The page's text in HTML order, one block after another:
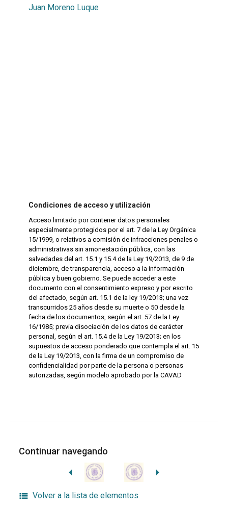
Juan Moreno Luque
Condiciones de acceso y utilización
Acceso limitado por contener datos personales
especialmente protegidos por el art. 7 de la Ley Orgánica
15/1999, o relativos a comisión de infracciones penales o
administrativas sin amonestación pública, con las
salvedades del art. 15.1 y 15.4 de la Ley 19/2013, de 9 de
diciembre, de transparencia, acceso a la información
pública y buen gobierno. Se puede acceder a este
documento con el consentimiento expreso y por escrito
del afectado, según art. 15.1 de la ley 19/2013; una vez
transcurridos 25 años desde su muerte o 50 desde la
fecha de los documentos, según el art. 57 de la Ley
16/1985; previa disociación de los datos de carácter
personal, según el art. 15.4 de la Ley 19/2013; en los
supuestos de acceso ponderado que contempla el art. 15
de la Ley 19/2013, con la firma de un compromiso de
confidencialidad por parte de la persona o personas
autorizadas, según modelo aprobado por la CAVAD
Continuar navegando
Volver a la lista de elementos